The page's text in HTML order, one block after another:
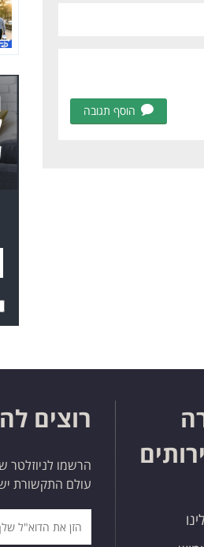
הוסף תגובה
רוצים
הרשמו לניוזלטר
עולם התקשורת